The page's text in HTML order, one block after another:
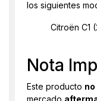
los siguientes
Citroën C1
Nota
Este producto